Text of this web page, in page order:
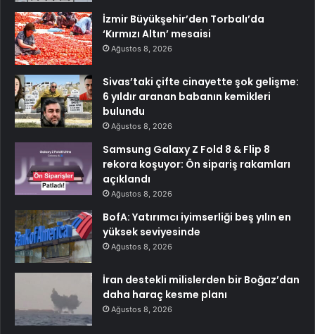
İzmir Büyükşehir’den Torbalı’da
‘Kırmızı Altın’ mesaisi
Ağustos 8, 2026
Sivas’taki çifte cinayette şok gelişme:
6 yıldır aranan babanın kemikleri
bulundu
Ağustos 8, 2026
Samsung Galaxy Z Fold 8 & Flip 8
rekora koşuyor: Ön sipariş rakamları
açıklandı
Ağustos 8, 2026
BofA: Yatırımcı iyimserliği beş yılın en
yüksek seviyesinde
Ağustos 8, 2026
İran destekli milislerden bir Boğaz’dan
daha haraç kesme planı
Ağustos 8, 2026